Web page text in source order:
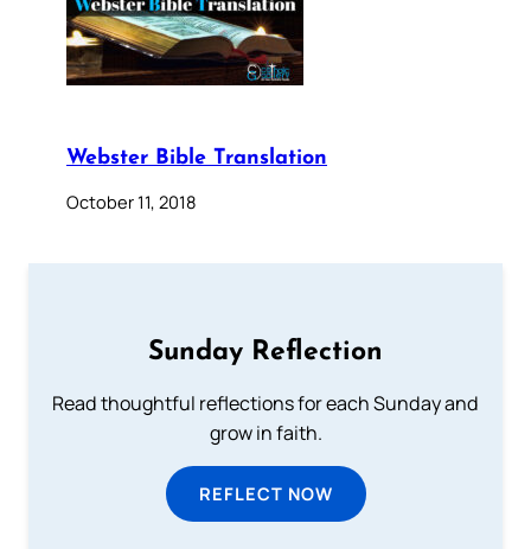
Webster Bible Translation
October 11, 2018
Sunday Reflection
Read thoughtful reflections for each Sunday and
grow in faith.
REFLECT NOW